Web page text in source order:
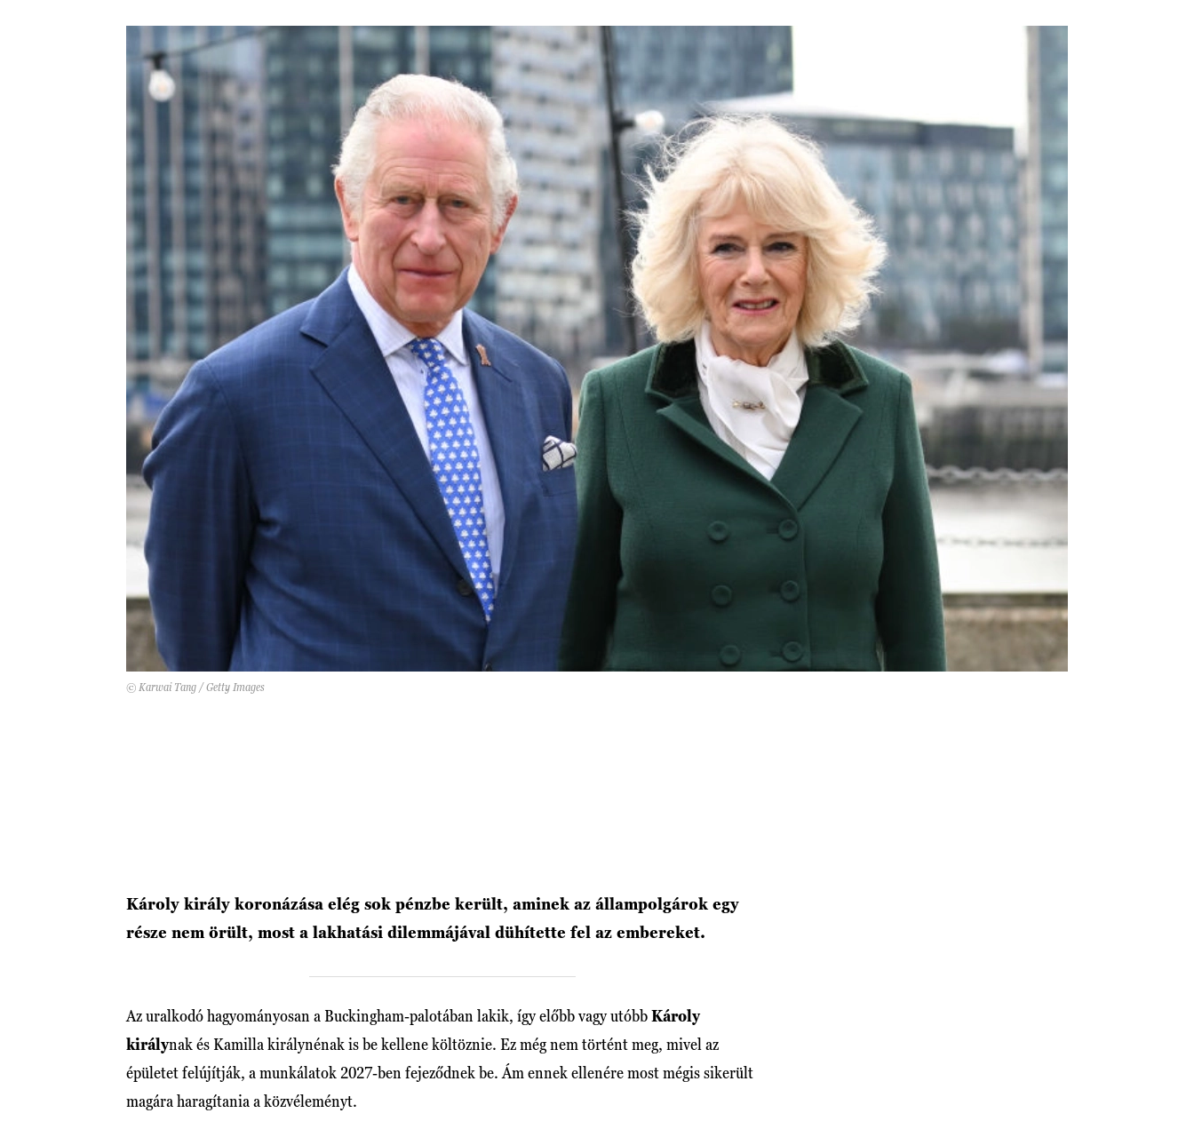
© Karwai Tang / Getty Images
Károly király koronázása elég sok pénzbe került, aminek az állampolgárok egy
része nem örült, most a lakhatási dilemmájával dühítette fel az embereket.
Az uralkodó hagyományosan a Buckingham-palotában lakik, így előbb vagy utóbbKároly
királynak és Kamilla királynénak is be kellene költöznie. Ez még nem történt meg, mivel az
épületet felújítják, a munkálatok 2027-ben fejeződnek be. Ám ennek ellenére most mégis sikerült
magára haragítania a közvéleményt.